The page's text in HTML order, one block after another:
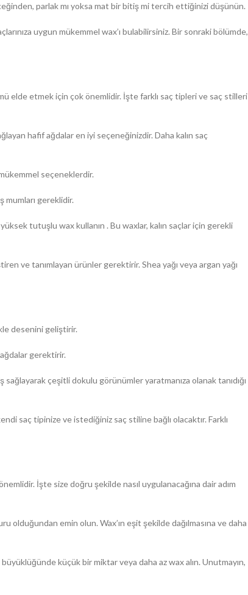
parlak mı yoksa mat bir bitiş mi tercih ettiğinizi düşünün.
uygun mükemmel wax’ı bulabilirsiniz. Bir sonraki bölümde,
elde etmek için çok önemlidir. İşte farklı saç tipleri ve saç stilleri
hafif ağdalar en iyi seçeneğinizdir. Daha kalın saç
seçeneklerdir.
mumları gereklidir.
tutuşlu wax kullanın . Bu waxlar, kalın saçlar için gerekli
ve tanımlayan ürünler gerektirir. Shea yağı veya argan yağı
desenini geliştirir.
gerektirir.
çeşitli dokulu görünümler yaratmanıza olanak tanıdığı
saç tipinize ve istediğiniz saç stiline bağlı olacaktır. Farklı
İşte size doğru şekilde nasıl uygulanacağına dair adım
olduğundan emin olun. Wax’ın eşit şekilde dağılmasına ve daha
büyüklüğünde küçük bir miktar veya daha az wax alın. Unutmayın,